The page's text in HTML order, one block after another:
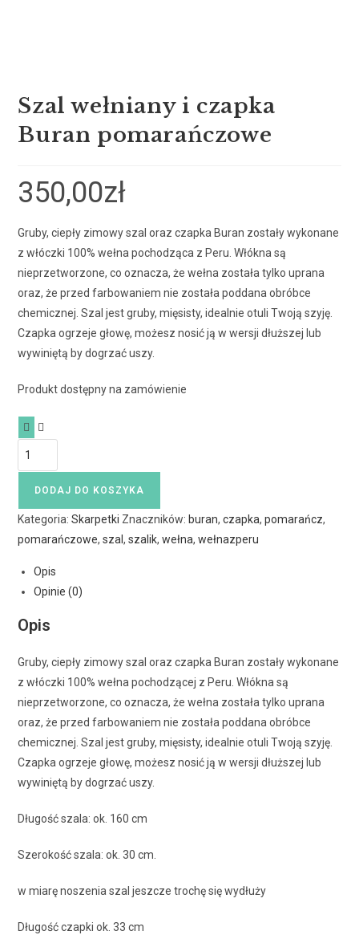
Szal wełniany i czapka
Buran pomarańczowe
350,00zł
Gruby, ciepły zimowy szal oraz czapka Buran zostały wykonane
z włóczki 100% wełna pochodząca z Peru. Włókna są
nieprzetworzone, co oznacza, że wełna została tylko uprana
oraz, że przed farbowaniem nie została poddana obróbce
chemicznej. Szal jest gruby, mięsisty, idealnie otuli Twoją szyję.
Czapka ogrzeje głowę, możesz nosić ją w wersji dłuższej lub
wywiniętą by dogrzać uszy.
Produkt dostępny na zamówienie
DODAJ DO KOSZYKA
Kategoria:Skarpetki Znaczników: buran,czapka,pomarańcz,
pomarańczowe,szal,szalik,wełna,wełnazperu
Opis
Opinie (0)
Opis
Gruby, ciepły zimowy szal oraz czapka Buran zostały wykonane
z włóczki 100% wełna pochodzącej z Peru. Włókna są
nieprzetworzone, co oznacza, że wełna została tylko uprana
oraz, że przed farbowaniem nie została poddana obróbce
chemicznej. Szal jest gruby, mięsisty, idealnie otuli Twoją szyję.
Czapka ogrzeje głowę, możesz nosić ją w wersji dłuższej lub
wywiniętą by dogrzać uszy.
Długość szala: ok. 160 cm
Szerokość szala: ok. 30 cm.
w miarę noszenia szal jeszcze trochę się wydłuży
Długość czapki ok. 33 cm